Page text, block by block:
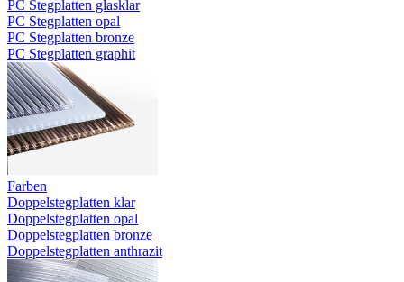
PC Stegplatten glasklar
PC Stegplatten opal
PC Stegplatten bronze
PC Stegplatten graphit
Farben
Doppelstegplatten klar
Doppelstegplatten opal
Doppelstegplatten bronze
Doppelstegplatten anthrazit